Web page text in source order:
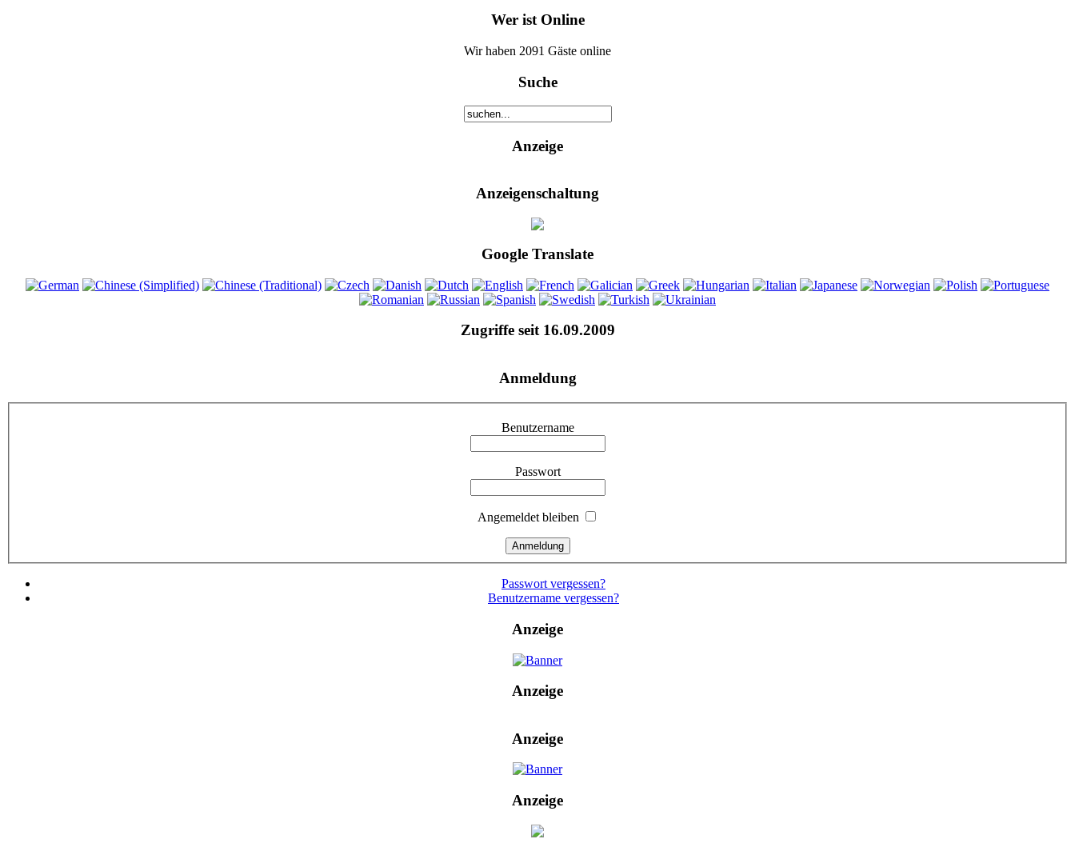
Wer ist Online
Wir haben 2091 Gäste online
Suche
Anzeige
Anzeigenschaltung
Google Translate
Zugriffe seit 16.09.2009
Anmeldung
Benutzername
Passwort
Angemeldet bleiben
Passwort vergessen?
Benutzername vergessen?
Anzeige
Anzeige
Anzeige
Anzeige